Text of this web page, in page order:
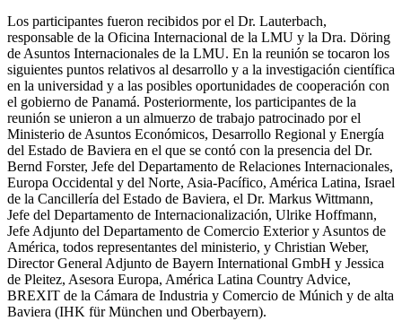
Los participantes fueron recibidos por el Dr. Lauterbach,
responsable de la Oficina Internacional de la LMU y la Dra. Döring
de Asuntos Internacionales de la LMU. En la reunión se tocaron los
siguientes puntos relativos al desarrollo y a la investigación científica
en la universidad y a las posibles oportunidades de cooperación con
el gobierno de Panamá. Posteriormente, los participantes de la
reunión se unieron a un almuerzo de trabajo patrocinado por el
Ministerio de Asuntos Económicos, Desarrollo Regional y Energía
del Estado de Baviera en el que se contó con la presencia del Dr.
Bernd Forster, Jefe del Departamento de Relaciones Internacionales,
Europa Occidental y del Norte, Asia-Pacífico, América Latina, Israel
de la Cancillería del Estado de Baviera, el Dr. Markus Wittmann,
Jefe del Departamento de Internacionalización, Ulrike Hoffmann,
Jefe Adjunto del Departamento de Comercio Exterior y Asuntos de
América, todos representantes del ministerio, y Christian Weber,
Director General Adjunto de Bayern International GmbH y Jessica
de Pleitez, Asesora Europa, América Latina Country Advice,
BREXIT de la Cámara de Industria y Comercio de Múnich y de alta
Baviera (IHK für München und Oberbayern).